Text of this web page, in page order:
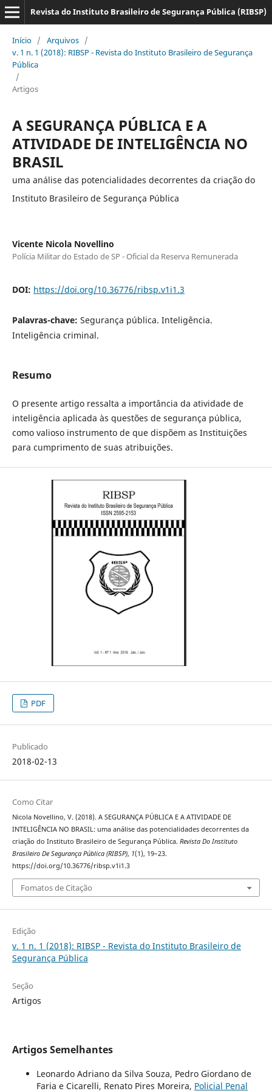
Revista do Instituto Brasileiro de Segurança Pública (RIBSP)
Início / Arquivos /
v. 1 n. 1 (2018): RIBSP - Revista do Instituto Brasileiro de Segurança
Pública
/
Artigos
A SEGURANÇA PÚBLICA E A
ATIVIDADE DE INTELIGÊNCIA NO
BRASIL
uma análise das potencialidades decorrentes da criação do
Instituto Brasileiro de Segurança Pública
Vicente Nicola Novellino
Polícia Militar do Estado de SP - Oficial da Reserva Remunerada
DOI: https://doi.org/10.36776/ribsp.v1i1.3
Palavras-chave: Segurança pública. Inteligência.
Inteligência criminal.
Resumo
O presente artigo ressalta a importância da atividade de
inteligência aplicada às questões de segurança pública,
como valioso instrumento de que dispõem as Instituições
para cumprimento de suas atribuições.
PDF
Publicado
2018-02-13
Como Citar
Nicola Novellino, V. (2018). A SEGURANÇA PÚBLICA E A ATIVIDADE DE
INTELIGÊNCIA NO BRASIL: uma análise das potencialidades decorrentes da
criação do Instituto Brasileiro de Segurança Pública. Revista Do Instituto
Brasileiro De Segurança Pública (RIBSP), 1(1), 19–23.
https://doi.org/10.36776/ribsp.v1i1.3
Fomatos de Citação
Edição
v. 1 n. 1 (2018): RIBSP - Revista do Instituto Brasileiro de
Segurança Pública
Seção
Artigos
Artigos Semelhantes
Leonardo Adriano da Silva Souza, Pedro Giordano de
Faria e Cicarelli, Renato Pires Moreira, Policial Penal